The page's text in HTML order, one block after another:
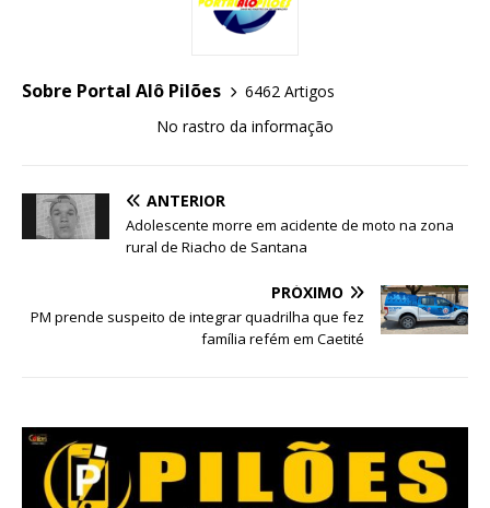
Sobre Portal Alô Pilões
6462 Artigos
No rastro da informação
ANTERIOR
Adolescente morre em acidente de moto na zona
rural de Riacho de Santana
PRÓXIMO
PM prende suspeito de integrar quadrilha que fez
família refém em Caetité